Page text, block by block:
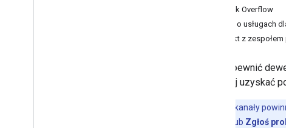
Stack Overflow
Opinie o usługach
Kontakt z
Aby zapewnić
najlepiej uzyskać
te kanały
lub Zgłoś